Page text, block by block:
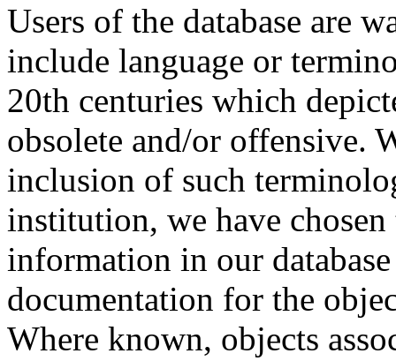
Users of the database are
include language or
20th centuries which
obsolete and/or offensive.
inclusion of such
institution, we have
information in our
documentation for the
Where known, objects